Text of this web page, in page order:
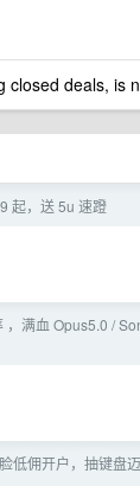
closed deals, is
起，送 5u 速蹬
满血 Opus5.0 /
低佣开户，抽键盘